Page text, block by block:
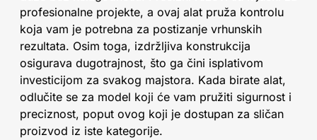
profesionalne projekte, a ovaj alat pruža kontrolu
koja vam je potrebna za postizanje vrhunskih
rezultata. Osim toga, izdržljiva konstrukcija
osigurava dugotrajnost, što ga čini isplativom
investicijom za svakog majstora. Kada birate alat,
odlučite se za model koji će vam pružiti sigurnost i
preciznost, poput ovog koji je dostupan za sličan
proizvod iz iste kategorije.